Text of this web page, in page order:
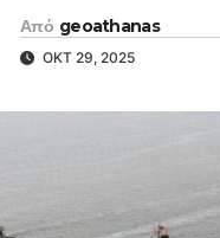
Από geoathanas
ΟΚΤ 29, 2025